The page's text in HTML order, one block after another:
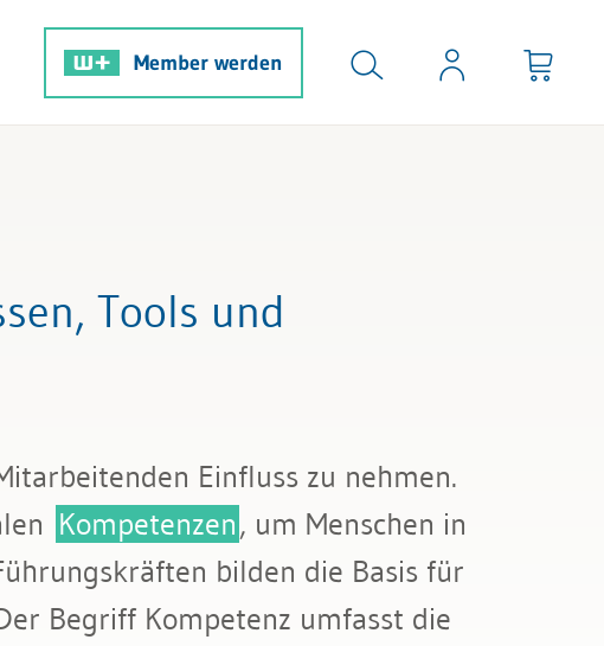
Member werden
Tools und
Einfluss zu nehmen.
Kompetenzen, um Menschen in
bilden die Basis für
Begriff Kompetenz umfasst die